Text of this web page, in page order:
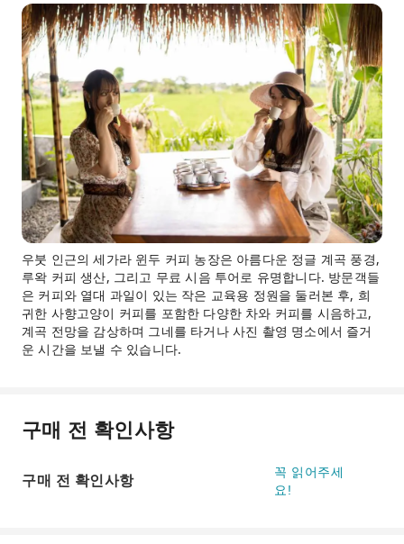
우붓 인근의 세가라 윈두 커피 농장은 아름다운 정글 계곡 풍경,
루왁 커피 생산, 그리고 무료 시음 투어로 유명합니다. 방문객들
은 커피와 열대 과일이 있는 작은 교육용 정원을 둘러본 후, 희
귀한 사향고양이 커피를 포함한 다양한 차와 커피를 시음하고,
계곡 전망을 감상하며 그네를 타거나 사진 촬영 명소에서 즐거
운 시간을 보낼 수 있습니다.
구매 전 확인사항
구매 전 확인사항
꼭 읽어주세
요!